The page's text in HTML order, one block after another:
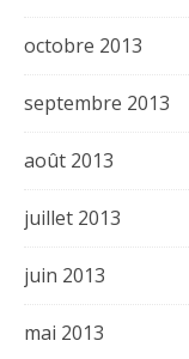
octobre 2013
septembre 2013
août 2013
juillet 2013
juin 2013
mai 2013